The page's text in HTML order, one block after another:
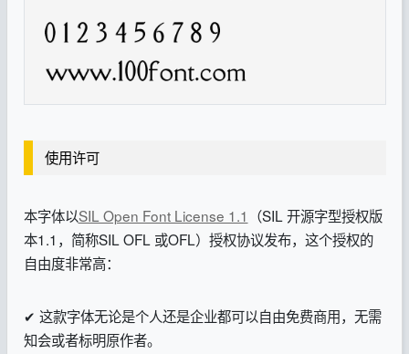
使用许可
本字体以SIL Open Font License 1.1 （SIL 开源字型授权版
本1.1，简称SIL OFL 或OFL）授权协议发布，这个授权的
自由度非常高：
✔ 这款字体无论是个人还是企业都可以自由免费商用，无需
知会或者标明原作者。